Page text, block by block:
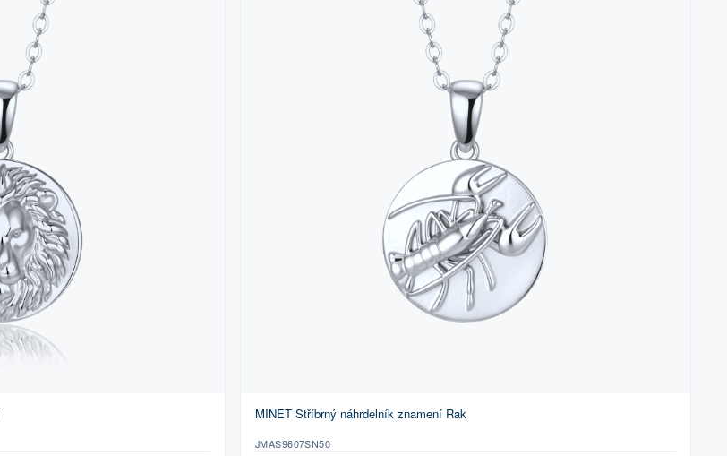
MINET Stříbrný náhrdelník znamení Rak
JMAS9607SN50